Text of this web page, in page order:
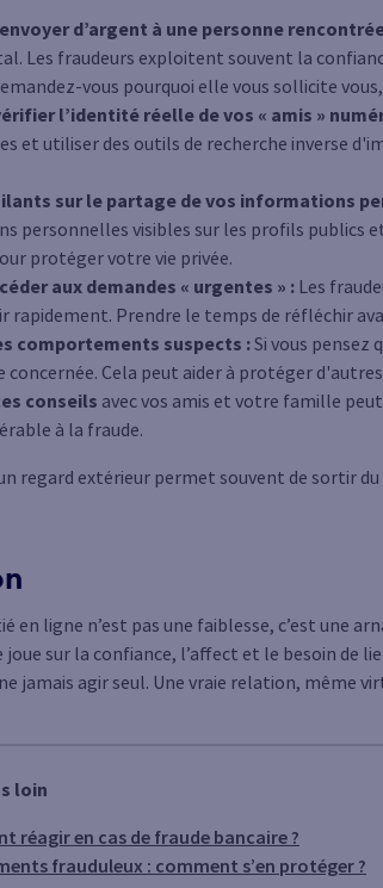
d’argent à une personne
Les fraudeurs exploitent souvent la
vous pourquoi elle vous sollicite
l’identité réelle de vos « amis »
et utiliser des outils de recherche inverse
sur le partage de vos informations
personnelles visibles sur les profils publics
protéger votre vie privée.
aux demandes « urgentes » : Les
rapidement. Prendre le temps de réfléchir
comportements suspects :Si vous pensez
Cela peut aider à protéger
conseils avec vos amis et votre famille
à la fraude.
regard extérieur permet souvent de sortir
en ligne n’est pas une faiblesse, c’est une
joue sur la confiance, l’affect et le besoin de
jamais agir seul. Une vraie relation, même
loin
réagir en cas de fraude bancaire ?
frauduleux : comment s’en protéger ?